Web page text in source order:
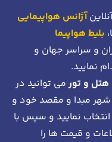
آژانس هواپیمایی
بلیط هواپیما
و سراسر جهان و
نمایید.
هتل و تورمی توانید در
مبدا و مقصد خود و
انتخاب نمایید و سپس با
و قیمت ها را